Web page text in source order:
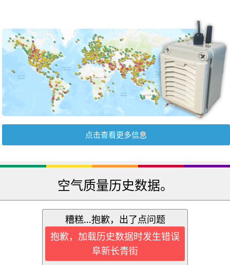
点击查看更多信息
空气质量历史数据。
糟糕...抱歉，出了点问题
抱歉，加载历史数据时发生错误
阜新长青街